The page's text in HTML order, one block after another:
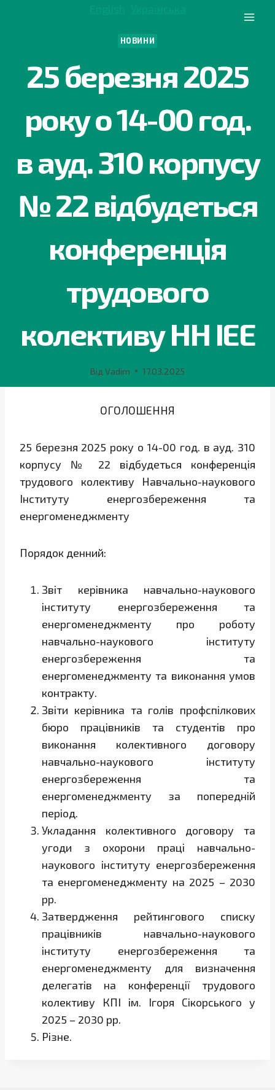
НОВИНИ
25 березня 2025
року о 14-00 год.
в ауд. 310 корпусу
№ 22 відбудеться
конференція
трудового
колективу НН ІЕЕ
Від Vadim 17.03.2025
ОГОЛОШЕННЯ
25 березня 2025 року о 14-00 год. в ауд. 310
корпусу № 22 відбудеться конференція
трудового колективу Навчально-наукового
Інституту енергозбереження та
енергоменеджменту
Порядок денний:
Звіт керівника навчально-наукового
інституту енергозбереження та
енергоменеджменту про роботу
навчально-наукового інституту
енергозбереження та
енергоменеджменту та виконання умов
контракту.
Звіти керівника та голів профспілкових
бюро працівників та студентів про
виконання колективного договору
навчально-наукового інституту
енергозбереження та
енергоменеджменту за попередній
період.
Укладання колективного договору та
угоди з охорони праці навчально-
наукового інституту енергозбереження
та енергоменеджменту на 2025 – 2030
рр.
Затвердження рейтингового списку
працівників навчально-наукового
інституту енергозбереження та
енергоменеджменту для визначення
делегатів на конференції трудового
колективу КПІ ім. Ігоря Сікорського у
2025 – 2030 рр.
Різне.